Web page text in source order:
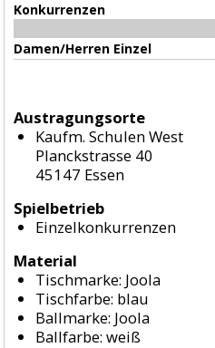
Konkurrenzen
Damen/Herren Einzel
Austragungsorte
Kaufm. Schulen West
Planckstrasse 40
45147 Essen
Spielbetrieb
Einzelkonkurrenzen
Material
Tischmarke: Joola
Tischfarbe: blau
Ballmarke: Joola
Ballfarbe: weiß